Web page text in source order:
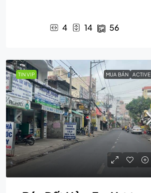
4 14 56
TIN VIP MUA BÁN ACTIVE